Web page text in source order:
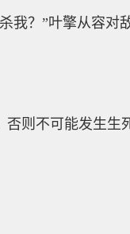
？”叶擎从容对
则不可能发生生